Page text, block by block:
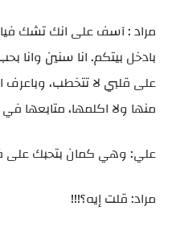
مراد : آسف على انك تشك فيا
بادخل بيتكم. انا سنين وانا
على قلبي لا تتخطب، وباعرف
منها ولا اكلمها، متابعها
علي: وهي كمان بتحبك
مراد: قلت إيه؟!!!